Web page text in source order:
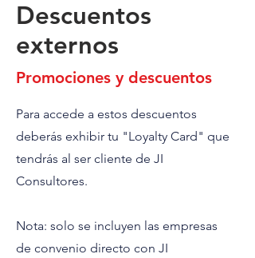
Descuentos
externos
Promociones y descuentos
Para accede a estos descuentos
deberás exhibir tu "Loyalty Card" que
tendrás al ser cliente de JI
Consultores.
Nota: solo se incluyen las empresas
de convenio directo con JI